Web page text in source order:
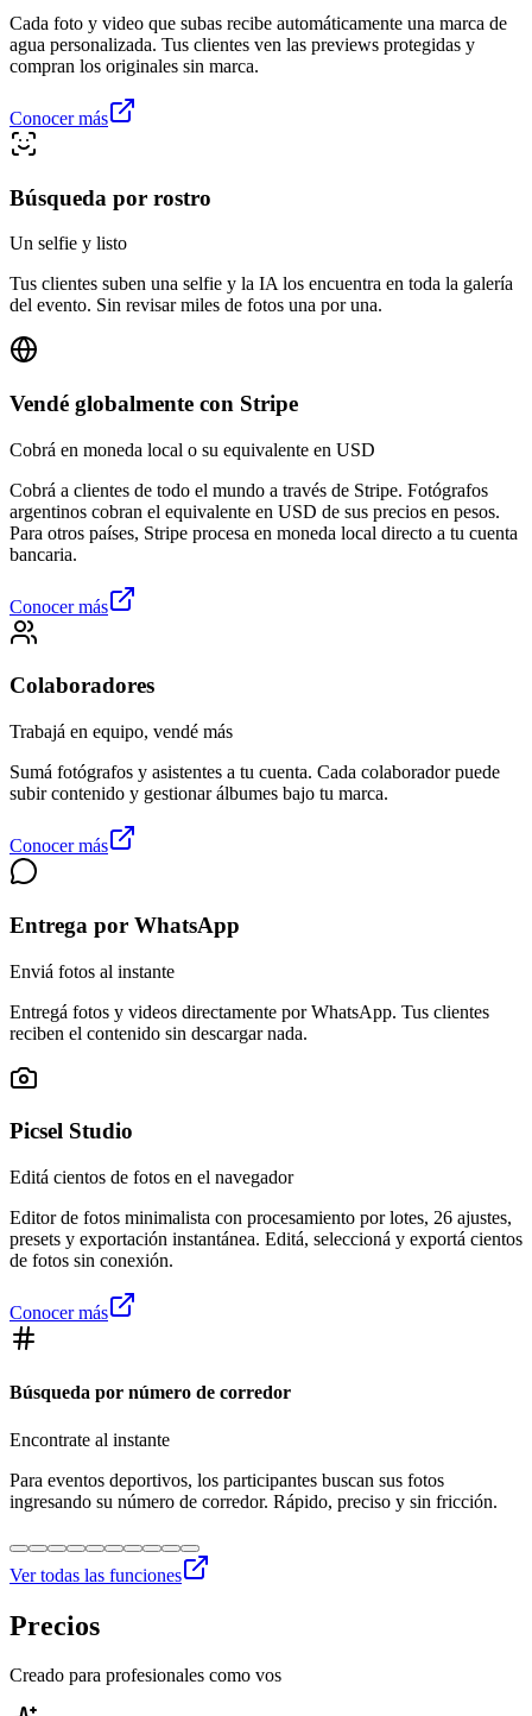
Cada foto y video que subas recibe automáticamente una marca de
agua personalizada. Tus clientes ven las previews protegidas y
compran los originales sin marca.
Conocer más
Búsqueda por rostro
Un selfie y listo
Tus clientes suben una selfie y la IA los encuentra en toda la galería
del evento. Sin revisar miles de fotos una por una.
Vendé globalmente con Stripe
Cobrá en moneda local o su equivalente en USD
Cobrá a clientes de todo el mundo a través de Stripe. Fotógrafos
argentinos cobran el equivalente en USD de sus precios en pesos.
Para otros países, Stripe procesa en moneda local directo a tu cuenta
bancaria.
Conocer más
Colaboradores
Trabajá en equipo, vendé más
Sumá fotógrafos y asistentes a tu cuenta. Cada colaborador puede
subir contenido y gestionar álbumes bajo tu marca.
Conocer más
Entrega por WhatsApp
Enviá fotos al instante
Entregá fotos y videos directamente por WhatsApp. Tus clientes
reciben el contenido sin descargar nada.
Picsel Studio
Editá cientos de fotos en el navegador
Editor de fotos minimalista con procesamiento por lotes, 26 ajustes,
presets y exportación instantánea. Editá, seleccioná y exportá cientos
de fotos sin conexión.
Conocer más
Búsqueda por número de corredor
Encontrate al instante
Para eventos deportivos, los participantes buscan sus fotos
ingresando su número de corredor. Rápido, preciso y sin fricción.
Ver todas las funciones
Precios
Creado para profesionales como vos